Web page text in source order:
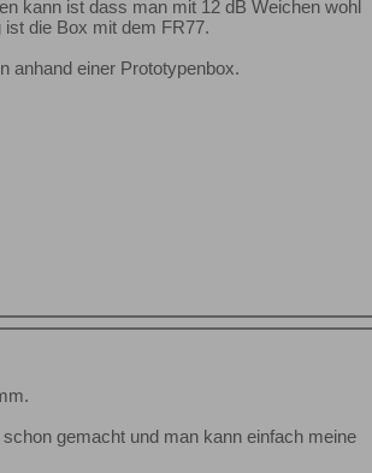
kann ist dass man mit 12 dB Weichen wohl
die Box mit dem FR77.
anhand einer Prototypenbox.
gemacht und man kann einfach meine